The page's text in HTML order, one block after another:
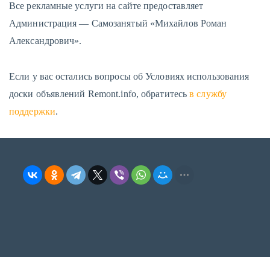
Все рекламные услуги на сайте предоставляет
Администрация — Самозанятый «Михайлов Роман
Александрович».
Если у вас остались вопросы об Условиях использования
доски объявлений Remont.info, обратитесьв службу
поддержки.